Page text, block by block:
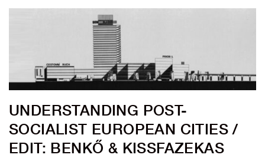
UNDERSTANDING POST-
SOCIALIST EUROPEAN CITIES /
EDIT: BENKŐ & KISSFAZEKAS